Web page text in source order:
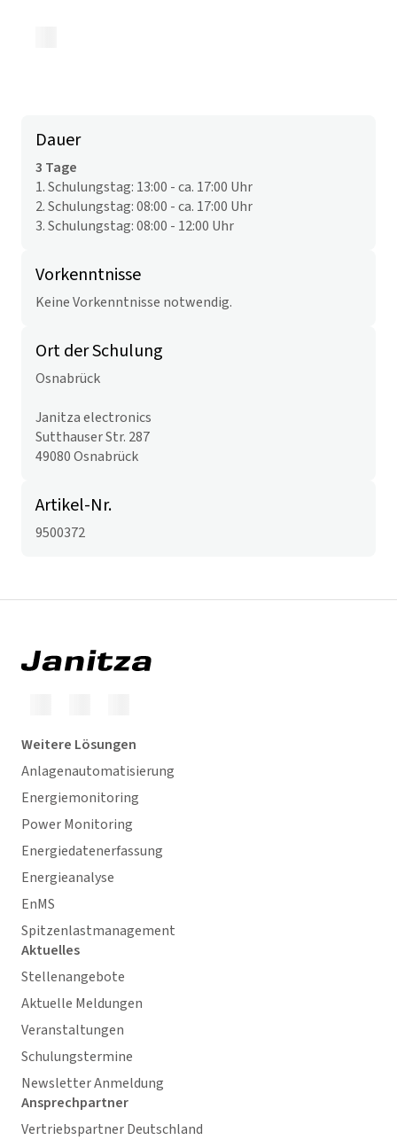
Dauer
3 Tage
1. Schulungstag: 13:00 - ca. 17:00 Uhr
2. Schulungstag: 08:00 - ca. 17:00 Uhr
3. Schulungstag: 08:00 - 12:00 Uhr
Vorkenntnisse
Keine Vorkenntnisse notwendig.
Ort der Schulung
Osnabrück
Janitza electronics
Sutthauser Str. 287
49080 Osnabrück
Artikel-Nr.
9500372
Weitere Lösungen
Anlagenautomatisierung
Energiemonitoring
Power Monitoring
Energiedatenerfassung
Energieanalyse
EnMS
Spitzenlastmanagement
Aktuelles
Stellenangebote
Aktuelle Meldungen
Veranstaltungen
Schulungstermine
Newsletter Anmeldung
Ansprechpartner
Vertriebspartner Deutschland